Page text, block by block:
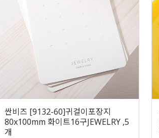
싼비즈 [9132-60]귀걸이포장지
80x100mm 화이트16구JEWELRY ,5
개